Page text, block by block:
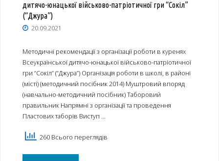
04.10.2021
№1063
“Про
проведення
у
2021-
дитячо-юнацької військово-патріотичної гри “Сокіл”
(“Джура”)
20.09.2021
Методичні рекомендації з організації роботи в куренях
Всеукраїнської дитячо-юнацької військово-патріотичної
гри “Сокіл” (“Джура”) Організація роботи в школі, в районі
(місті) (методичний посібник 2014) Муштровий впоряд
(навчально-методичний посібник) Таборовий
правильник Напрямні з організації та проведення
Пластових таборів Виступ …
260 Всього переглядів